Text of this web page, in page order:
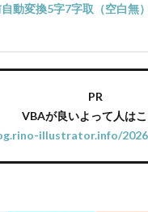
動変換5字7字取（空白無
PR
VBAが良いよって人は
illustrator.info/